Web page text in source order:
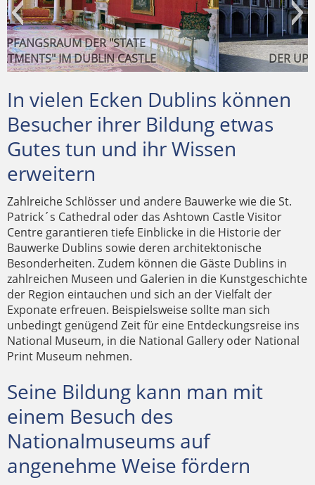
DER UPPER YARD DES DUBLIN CASTLE
DER BELL TOWER IM BOTANISCHEN
RATHFARNHAM CASTLE – ÜBER 400 JAHRE
DAS MALAHIDE CASTLE – EHEMALIGER
PRIVATBESITZ UND WOHNHAUS DER
In vielen Ecken Dublins können
Besucher ihrer Bildung etwas
Gutes tun und ihr Wissen
erweitern
Zahlreiche Schlösser und andere Bauwerke wie die St.
Patrick´s Cathedral oder das Ashtown Castle Visitor
Centre garantieren tiefe Einblicke in die Historie der
Bauwerke Dublins sowie deren architektonische
Besonderheiten. Zudem können die Gäste Dublins in
zahlreichen Museen und Galerien in die Kunstgeschichte
der Region eintauchen und sich an der Vielfalt der
Exponate erfreuen. Beispielsweise sollte man sich
unbedingt genügend Zeit für eine Entdeckungsreise ins
National Museum, in die National Gallery oder National
Print Museum nehmen.
Seine Bildung kann man mit
einem Besuch des
Nationalmuseums auf
angenehme Weise fördern